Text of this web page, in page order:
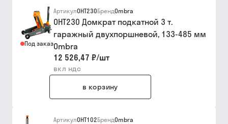
Под заказ
АртикулOHT230БрендOmbra
OHT230 Домкрат подкатной 3 т.
гаражный двухпоршневой, 133-485 мм
Ombra
12 526,47 ₽/шт
вкл ндс
в корзину
АртикулOHT102БрендOmbra